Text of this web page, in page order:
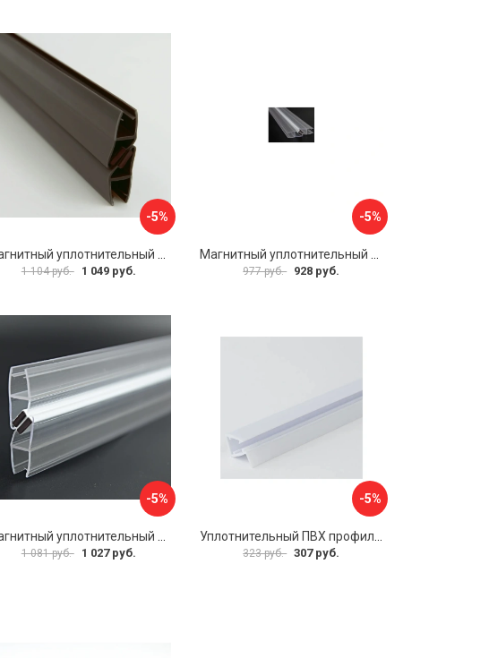
-5%
Магнитный уплотнительный профиль для стекла 8 мм SERVICE PLUS PVH04-902GFM8
1 104 руб. 1 049 руб.
-5%
Магнитный уплотнительный профиль для стекла 8мм SERVICE PLUS PVH04-902KW8
977 руб. 928 руб.
-5%
1 081 руб. 1 027 руб.
-5%
323 руб. 307 руб.